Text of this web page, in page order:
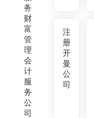
务
财
富
管
理
会
计
服
务
公
司
注
册
开
曼
公
司